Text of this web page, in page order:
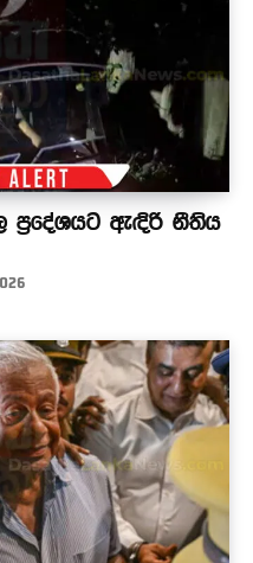
ප්‍රදේශයට ඇඳිරි නීතිය